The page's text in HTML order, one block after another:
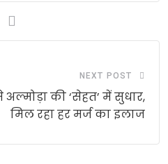
NEXT POST
की ‘सेहत’ में सुधार,
मिल रहा हर मर्ज का इलाज